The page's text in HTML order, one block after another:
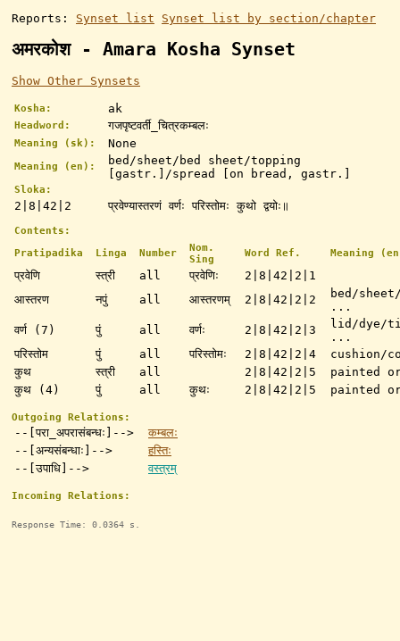
Reports: Synset list Synset list by section/chapter
अमरकोश - Amara Kosha Synset
Show Other Synsets
Kosha: ak
Headword: गजपृष्टवर्ती_चित्रकम्बलः
Meaning (sk): None
Meaning (en):
bed/sheet/bed sheet/topping
[gastr.]/spread [on bread, gastr.]
Sloka:
2|8|42|2 प्रवेण्यास्तरणं वर्णः परिस्तोमः कुथो द्वयोः॥
Contents:
Pratipadika
Linga Number
Nom.
Sing
Word Ref. Meaning
प्रवेणि स्त्री all प्रवेणिः
2|8|42|2|1
आस्तरण
नपुं all आस्तरणम् 2|8|42|2|2
bed/
...
वर्ण (7)
पुं all वर्णः 2|8|42|2|3
lid/dye/
...
परिस्तोम
पुं all परिस्तोमः 2|8|42|2|4
cushion/
कुथ
स्त्री all 2|8|42|2|5
painted
कुथ (4)
पुं all कुथः 2|8|42|2|5 painted
Outgoing Relations:
--[परा_अपरासंबन्धः]-->
कम्बलः
--[अन्यसंबन्धाः]-->
हस्तिः
--[उपाधि]-->
वस्त्रम्
Incoming Relations:
Response Time: 0.0364 s.